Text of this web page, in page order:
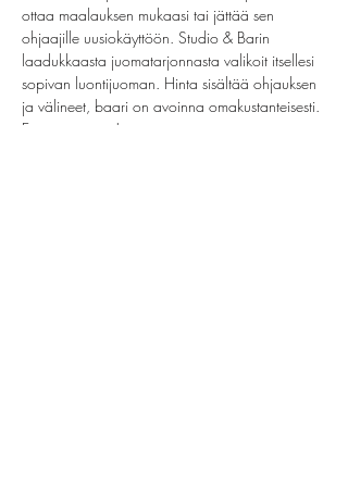
ottaa maalauksen mukaasi tai jättää sen
ohjaajille uusiokäyttöön. Studio & Barin
laadukkaasta juomatarjonnasta valikoit itsellesi
sopivan luontijuoman. Hinta sisältää ohjauksen
ja välineet, baari on avoinna omakustanteisesti.
Ei omia juomia!